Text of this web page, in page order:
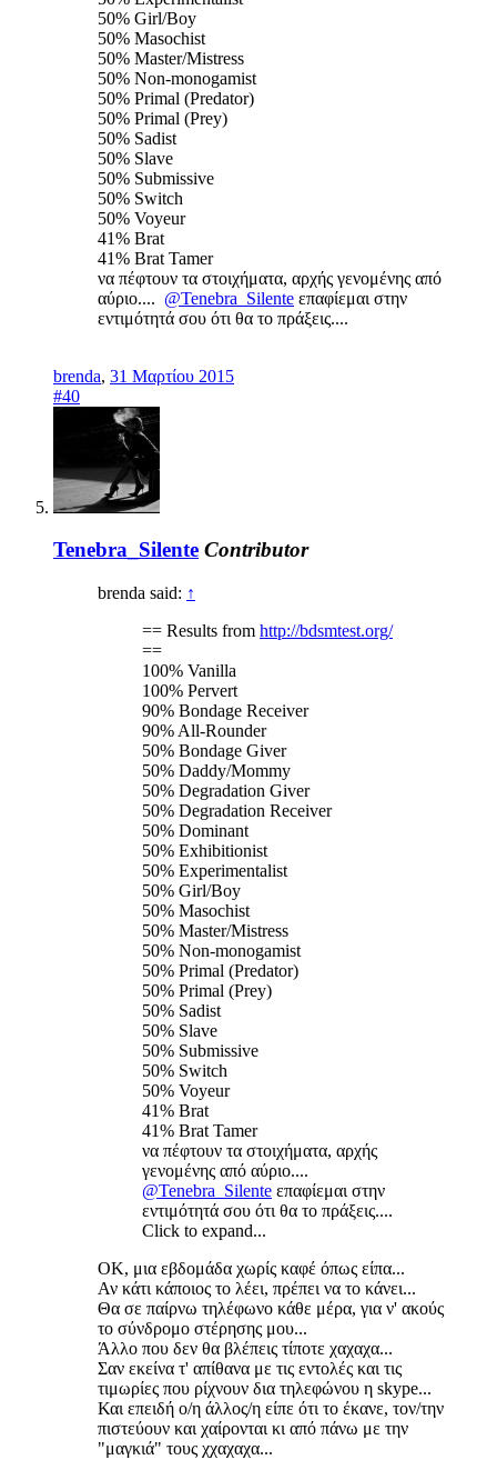
50% Girl/Boy
50% Masochist
50% Master/Mistress
50% Non-monogamist
50% Primal (Predator)
50% Primal (Prey)
50% Sadist
50% Slave
50% Submissive
50% Switch
50% Voyeur
41% Brat
41% Brat Tamer
να πέφτουν τα στοιχήματα, αρχής γενομένης από
αύριο.... @Tenebra_Silente επαφίεμαι στην
εντιμότητά σου ότι θα το πράξεις....
brenda, 31 Μαρτίου 2015
#40
Tenebra_Silente Contributor
brenda said: ↑
== Results from http://bdsmtest.org/
==
100% Vanilla
100% Pervert
90% Bondage Receiver
90% All-Rounder
50% Bondage Giver
50% Daddy/Mommy
50% Degradation Giver
50% Degradation Receiver
50% Dominant
50% Exhibitionist
50% Experimentalist
50% Girl/Boy
50% Masochist
50% Master/Mistress
50% Non-monogamist
50% Primal (Predator)
50% Primal (Prey)
50% Sadist
50% Slave
50% Submissive
50% Switch
50% Voyeur
41% Brat
41% Brat Tamer
να πέφτουν τα στοιχήματα, αρχής
γενομένης από αύριο....
@Tenebra_Silente επαφίεμαι στην
εντιμότητά σου ότι θα το πράξεις....
Click to expand...
ΟΚ, μια εβδομάδα χωρίς καφέ όπως είπα...
Αν κάτι κάποιος το λέει, πρέπει να το κάνει...
Θα σε παίρνω τηλέφωνο κάθε μέρα, για ν' ακούς
το σύνδρομο στέρησης μου...
Άλλο που δεν θα βλέπεις τίποτε χαχαχα...
Σαν εκείνα τ' απίθανα με τις εντολές και τις
τιμωρίες που ρίχνουν δια τηλεφώνου η skype...
Και επειδή ο/η άλλος/η είπε ότι το έκανε, τον/την
πιστεύουν και χαίρονται κι από πάνω με την
"μαγκιά" τους χχαχαχα...